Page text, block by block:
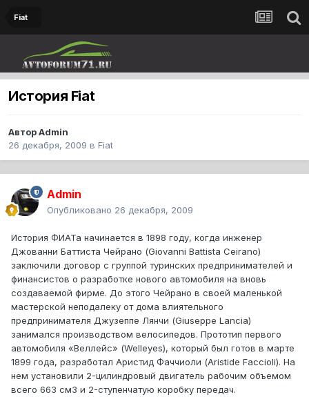
Fiat
История Fiat
АвторAdmin
26 декабря, 2009 в Fiat
Admin
Опубликовано 26 декабря, 2009
История ФИАТа начинается в 1898 году, когда инженер
Джованни Баттиста Чейрано (Giovanni Battista Ceirano)
заключили договор с группой туринских предпринимателей и
финансистов о разработке нового автомобиля на вновь
создаваемой фирме. До этого Чейрано в своей маленькой
мастерской неподалеку от дома влиятельного
предпринимателя Джузеппе Лянчи (Giuseppe Lancia)
занимался производством велосипедов. Прототип первого
автомобиля «Веллейс» (Welleyes), который был готов в марте
1899 года, разработал Аристид Фаччиоли (Aristide Faccioli). На
нем установили 2-цилиндровый двигатель рабочим объемом
всего 663 см3 и 2-ступенчатую коробку передач.